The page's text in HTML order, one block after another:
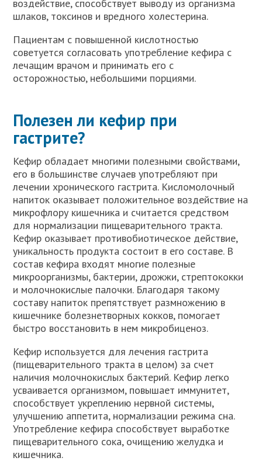
воздействие, способствует выводу из организма
шлаков, токсинов и вредного холестерина.
Пациентам с повышенной кислотностью
советуется согласовать употребление кефира с
лечащим врачом и принимать его с
осторожностью, небольшими порциями.
Полезен ли кефир при
гастрите?
Кефир обладает многими полезными свойствами,
его в большинстве случаев употребляют при
лечении хронического гастрита. Кисломолочный
напиток оказывает положительное воздействие на
микрофлору кишечника и считается средством
для нормализации пищеварительного тракта.
Кефир оказывает противобиотическое действие,
уникальность продукта состоит в его составе. В
состав кефира входят многие полезные
микроорганизмы, бактерии, дрожжи, стрептококки
и молочнокислые палочки. Благодаря такому
составу напиток препятствует размножению в
кишечнике болезнетворных кокков, помогает
быстро восстановить в нем микробиценоз.
Кефир используется для лечения гастрита
(пищеварительного тракта в целом) за счет
наличия молочнокислых бактерий. Кефир легко
усваивается организмом, повышает иммунитет,
способствует укреплению нервной системы,
улучшению аппетита, нормализации режима сна.
Употребление кефира способствует выработке
пищеварительного сока, очищению желудка и
кишечника.